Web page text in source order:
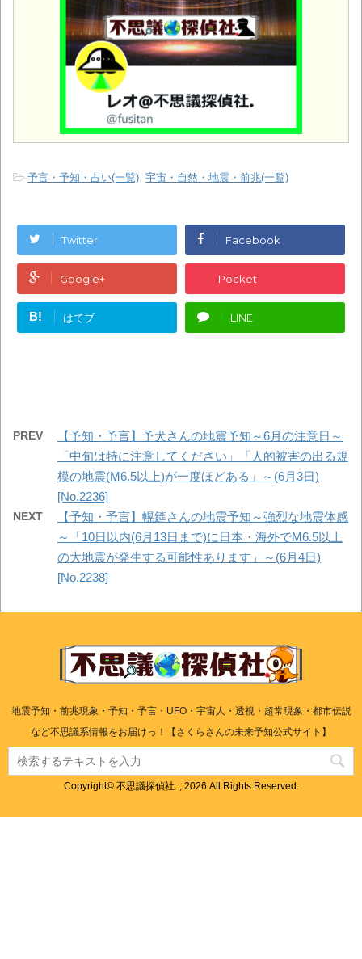
-予言・予知・占い(一覧), 宇宙・自然・地震・前兆(一覧)
Twitter Facebook
Google+ Pocket
B! はてブ LINE
PREV
【予知・予言】予犬さんの地震予知～6月の注意日～
「中旬は特に注意してください」「人的被害の出る規
模の地震(M6.5以上)が一度ほどある」～(6月3日)
[No.2236]
NEXT
【予知・予言】幌筵さんの地震予知～強烈な地震体感
～「10日以内(6月13日まで)に日本・海外でM6.5以上
の大地震が発生する可能性あります」～(6月4日)
[No.2238]
地震予知・前兆現象・予知・予言・UFO・宇宙人・透視・超常現象・都市伝説
など不思議系情報をお届けっ！【さくらさんの未来予知公式サイト】
Copyright© 不思議探偵社. , 2026 All Rights Reserved.